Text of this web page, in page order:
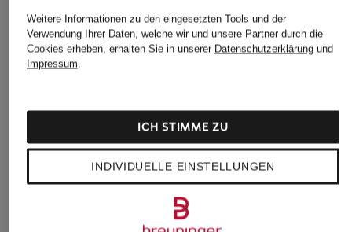
Weitere Kategorien
Mäntel für Herren
Weitere Informationen zu den eingesetzten Tools und der
Verwendung Ihrer Daten, welche wir und unsere Partner durch die
Cookies erheben, erhalten Sie in unserer Datenschutzerklärungund
Impressum.
INDIVIDUELLE EINSTELLUNGEN
ICH STIMME ZU